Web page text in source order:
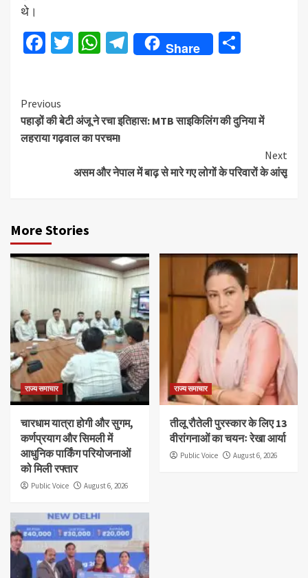
थे।
Facebook
TwitterWhatsApp
Telegram
Share
Continue
Reading
Previous
पहाड़ों की बेटी अंजू ने रचा इतिहास: MTB साइकिलिंग की दुनिया में
लहराया गढ़वाल का परचम!
Next
असम और नेपाल में बाढ़ से मारे गए लोगों के परिवारों के आंसू
More Stories
राज्य समाचार
चारधाम यात्रा होगी और सुगम,
कर्णप्रयाग और सिमली में
आधुनिक पार्किंग परियोजनाओं
को मिली रफ्तार
Public Voice August 6, 2026
राज्य समाचार
तीलू रौतेली पुरस्कार के लिए 13
वीरांगनाओं का चयनः रेखा आर्या
Public Voice August 6, 2026